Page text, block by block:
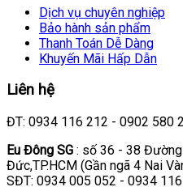
Dịch vụ chuyên nghiệp
Bảo hành sản phẩm
Thanh Toán Dễ Dàng
Khuyến Mãi Hấp Dẫn
Liên hệ
ĐT: 0934 116 212 - 0902 580
Eu Đông SG : số 36 - 38 Đường
Đức,TP.HCM (Gần ngã 4 Nai
SĐT: 0934 005 052 - 0934